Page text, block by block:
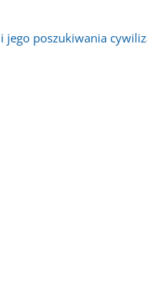
jego poszukiwania